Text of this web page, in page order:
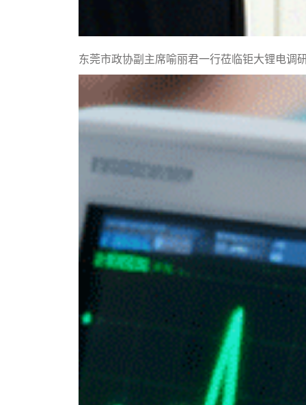
东莞市政协副主席喻丽君一行莅临钜大锂电调